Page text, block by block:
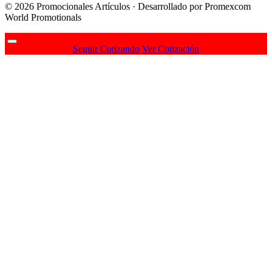
© 2026 Promocionales Artículos · Desarrollado por Promexcom
World Promotionals
Seguir Cotizando Ver Cotización